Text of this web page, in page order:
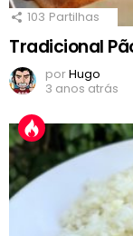
103 Partilhas
Tradicional
porHugo
3 anos atrás